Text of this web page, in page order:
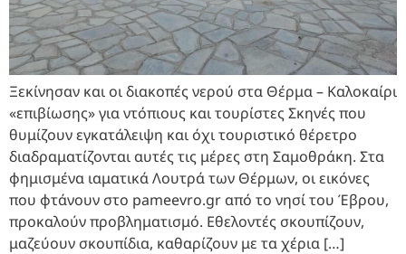
Ξεκίνησαν και οι διακοπές νερού στα Θέρμα – Καλοκαίρι
«επιβίωσης» για ντόπιους και τουρίστες Σκηνές που
θυμίζουν εγκατάλειψη και όχι τουριστικό θέρετρο
διαδραματίζονται αυτές τις μέρες στη Σαμοθράκη. Στα
φημισμένα ιαματικά Λουτρά των Θέρμων, οι εικόνες
που φτάνουν στο pameevro.gr από το νησί του Έβρου,
προκαλούν προβληματισμό. Εθελοντές σκουπίζουν,
μαζεύουν σκουπίδια, καθαρίζουν με τα χέρια […]